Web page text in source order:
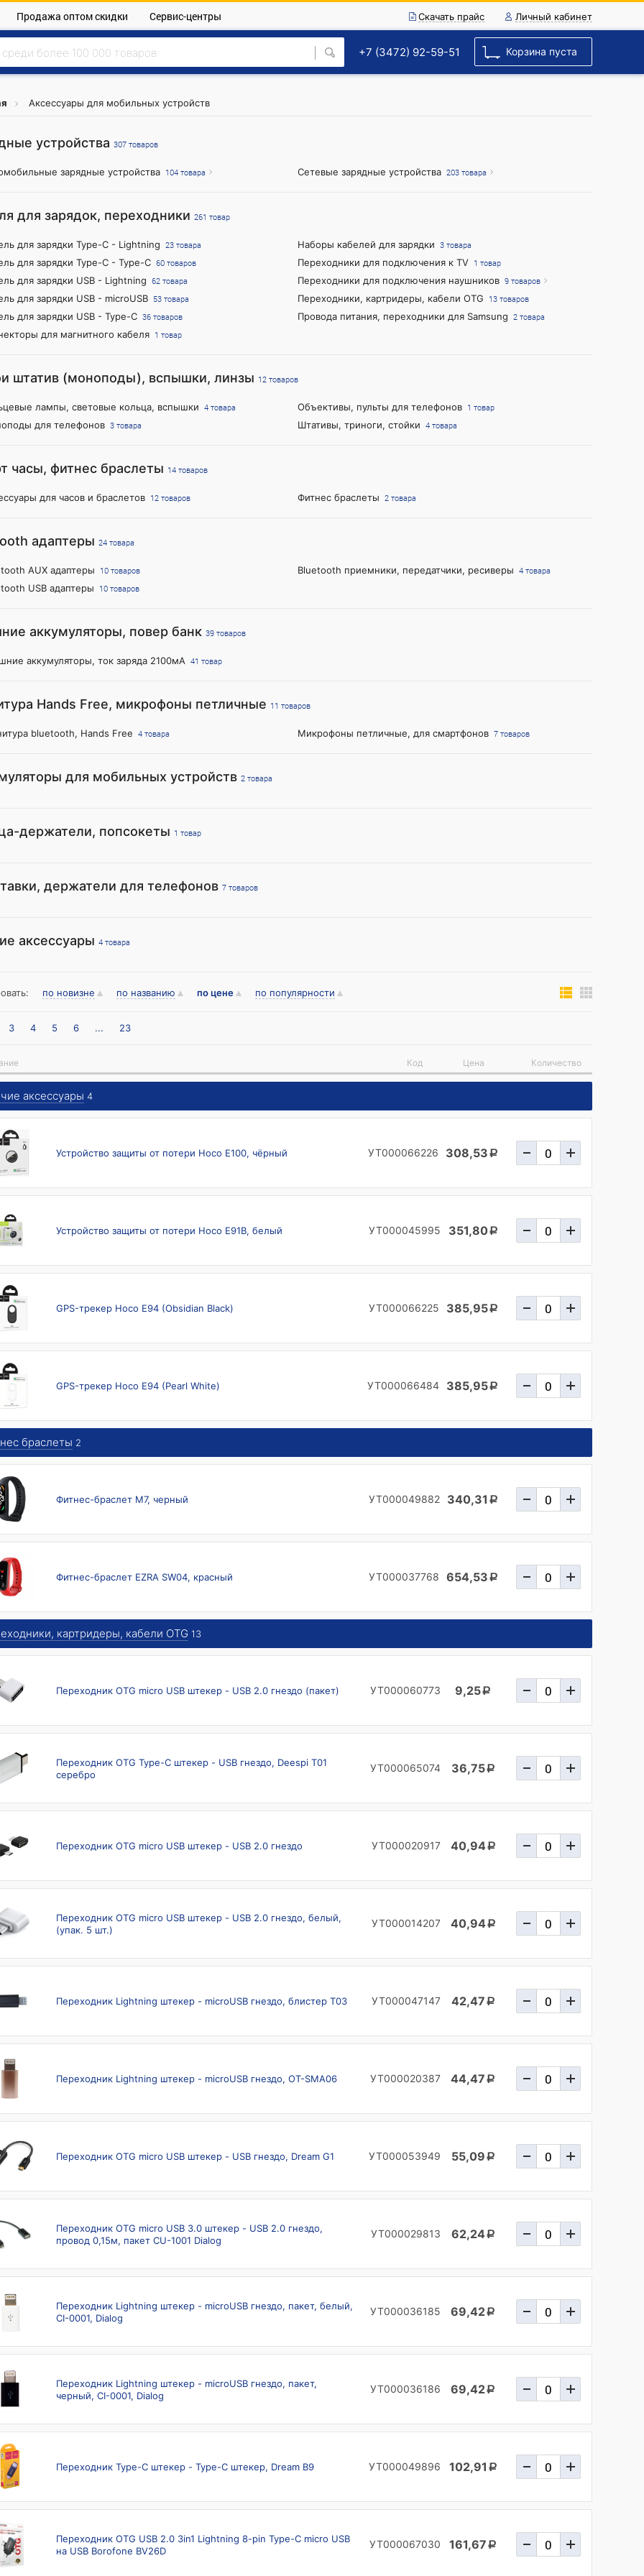
Продажа оптом скидки Сервис-центры Скачать прайс Личный кабинет
+7 (3472) 92-59-51 Корзина пуста
Аксессуары для мобильных устройств
устройства 307 товаров
зарядные устройства 104 товара Сетевые зарядные устройства 203 товара
для зарядок, переходники 261 товар
для зарядки Type-C - Lightning 23 товара Наборы кабелей для зарядки 3 товара
для зарядки Type-C - Type-C 60 товаров Переходники для подключения к TV 1 товар
для зарядки USB - Lightning 62 товара Переходники для подключения наушников 9 товаров
для зарядки USB - microUSB 53 товара Переходники, картридеры, кабели OTG 13 товаров
для зарядки USB - Type-C 36 товаров Провода питания, переходники для Samsung 2 товара
для магнитного кабеля 1 товар
штатив (моноподы), вспышки, линзы 12 товаров
лампы, световые кольца, вспышки 4 товара Объективы, пульты для телефонов 1 товар
для телефонов 3 товара Штативы, триноги, стойки 4 товара
часы, фитнес браслеты 14 товаров
для часов и браслетов 12 товаров Фитнес браслеты 2 товара
адаптеры 24 товара
AUX адаптеры 10 товаров Bluetooth приемники, передатчики, ресиверы 4 товара
USB адаптеры 10 товаров
аккумуляторы, повер банк 39 товаров
аккумуляторы, ток заряда 2100мА 41 товар
Hands Free, микрофоны петличные 11 товаров
bluetooth, Hands Free 4 товара Микрофоны петличные, для смартфонов 7 товаров
для мобильных устройств 2 товара
держатели, попсокеты 1 товар
держатели для телефонов 7 товаров
аксессуары 4 товара
по новизне по названию по цене по популярности
3 4 5 6 ... 23
Код Цена Количество
аксессуары 4
Устройство защиты от потери Hoco E100, чёрный УТ000066226 308,53 a
Устройство защиты от потери Hoco E91B, белый УТ000045995 351,80a
GPS-трекер Hoco E94 (Obsidian Black) УТ000066225 385,95a
GPS-трекер Hoco E94 (Pearl White) УТ000066484 385,95a
браслеты 2
Фитнес-браслет M7, черный УТ000049882 340,31 a
Фитнес-браслет EZRA SW04, красный УТ000037768 654,53 a
картридеры, кабели OTG 13
Переходник OTG micro USB штекер - USB 2.0 гнездо (пакет) УТ000060773 9,25a
Переходник OTG Type-C штекер - USB гнездо, Deespi T01
серебро
УТ000065074 36,75a
Переходник OTG micro USB штекер - USB 2.0 гнездо УТ000020917 40,94 a
Переходник OTG micro USB штекер - USB 2.0 гнездо, белый,
(упак. 5 шт.)
УТ000014207 40,94 a
Переходник Lightning штекер - microUSB гнездо, блистер T03 УТ000047147 42,47 a
Переходник Lightning штекер - microUSB гнездо, OT-SMA06 УТ000020387 44,47 a
Переходник OTG micro USB штекер - USB гнездо, Dream G1 УТ000053949 55,09 a
Переходник OTG micro USB 3.0 штекер - USB 2.0 гнездо,
провод 0,15м, пакет CU-1001 Dialog
УТ000029813 62,24 a
Переходник Lightning штекер - microUSB гнездо, пакет, белый,
CI-0001, Dialog
УТ000036185 69,42a
Переходник Lightning штекер - microUSB гнездо, пакет,
черный, CI-0001, Dialog
УТ000036186 69,42a
Переходник Type-C штекер - Type-C штекер, Dream B9 УТ000049896 102,91 a
Переходник OTG USB 2.0 3in1 Lightning 8-pin Type-C micro USB
на USB Borofone BV26D
УТ000067030 161,67 a